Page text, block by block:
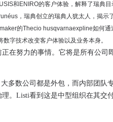
来
署
镜头（但没有游乐设施）
和ENIRO的客户体验，解释了瑞典目
，瑞典创立的瑞典人犹太人，揭示
的Thecio husqvarnaexpline如何通
字技术改变客户体验以及业务本身。
在努力的事情。它将是所有公司
多数公司都是外包，而内部团队
。Listi看到这是中型组织在其交